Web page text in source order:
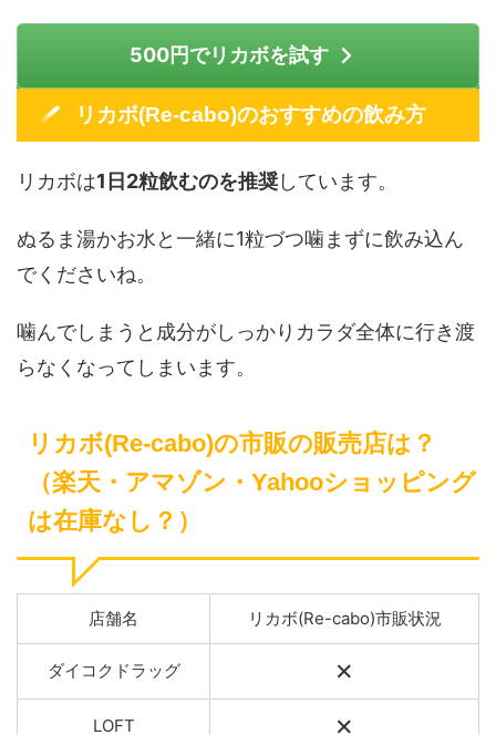
500円でリカボを試す
リカボ(Re-cabo)のおすすめの飲み方
リカボは1日2粒飲むのを推奨しています。
ぬるま湯かお水と一緒に1粒づつ噛まずに飲み込ん
でくださいね。
噛んでしまうと成分がしっかりカラダ全体に行き渡
らなくなってしまいます。
リカボ(Re-cabo)の市販の販売店は？
（楽天・アマゾン・Yahooショッピング
は在庫なし？）
店舗名 リカボ(Re-cabo)市販状況
ダイコクドラッグ ×
LOFT ×